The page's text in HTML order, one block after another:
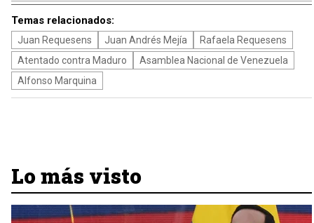
Temas relacionados:
Juan Requesens Juan Andrés Mejía
Rafaela Requesens
Atentado contra Maduro
Asamblea Nacional de Venezuela
Alfonso Marquina
Lo más visto